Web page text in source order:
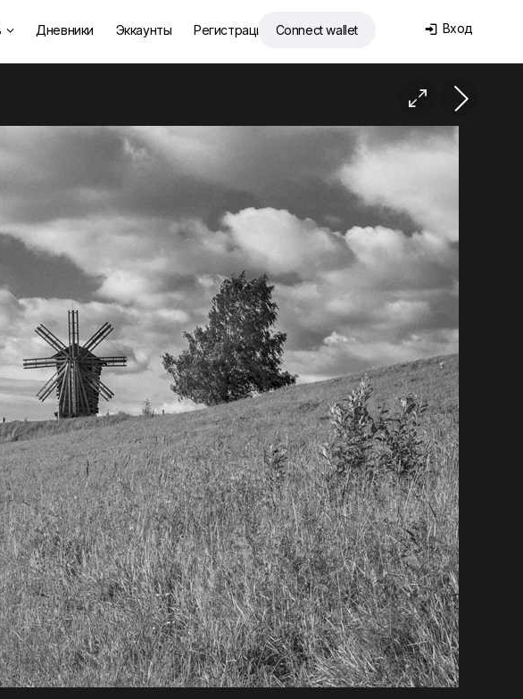
 Дневники Эккаунты Регистрация Connect wallet  Вход
